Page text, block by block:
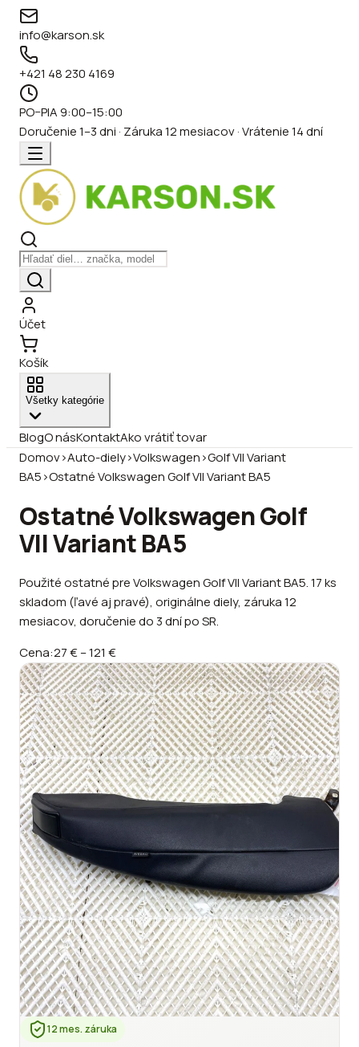
info@karson.sk
+421 48 230 4169
PO–PIA 9:00–15:00
Doručenie 1–3 dni · Záruka 12 mesiacov · Vrátenie 14 dní
Účet
Košík
Všetky kategórie
BlogO násKontaktAko vrátiť tovar
Domov›Auto-diely›Volkswagen›Golf VII Variant
BA5›Ostatné Volkswagen Golf VII Variant BA5
Ostatné Volkswagen Golf
VII Variant BA5
Použité ostatné pre Volkswagen Golf VII Variant BA5. 17 ks
skladom (ľavé aj pravé), originálne diely, záruka 12
mesiacov, doručenie do 3 dní po SR.
Cena:27 €–121 €
12 mes. záruka